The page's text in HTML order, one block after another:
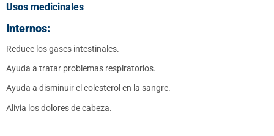
Usos medicinales
Internos:
Reduce los gases intestinales.
Ayuda a tratar problemas respiratorios.
Ayuda a disminuir el colesterol en la sangre.
Alivia los dolores de cabeza.